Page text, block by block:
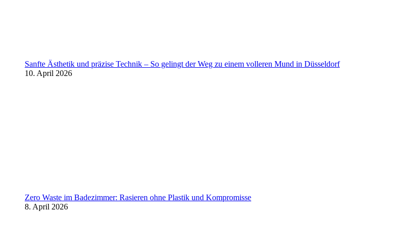
Sanfte Ästhetik und präzise Technik – So gelingt der Weg zu einem volleren Mund in Düsseldorf
10. April 2026
Zero Waste im Badezimmer: Rasieren ohne Plastik und Kompromisse
8. April 2026